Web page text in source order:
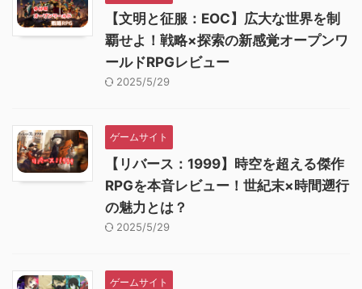
【文明と征服：EOC】広大な世界を制
覇せよ！戦略×探索の新感覚オープンワ
ールドRPGレビュー
2025/5/29
ゲームサイト
【リバース：1999】時空を超える傑作
RPGを本音レビュー！世紀末×時間遡行
の魅力とは？
2025/5/29
ゲームサイト